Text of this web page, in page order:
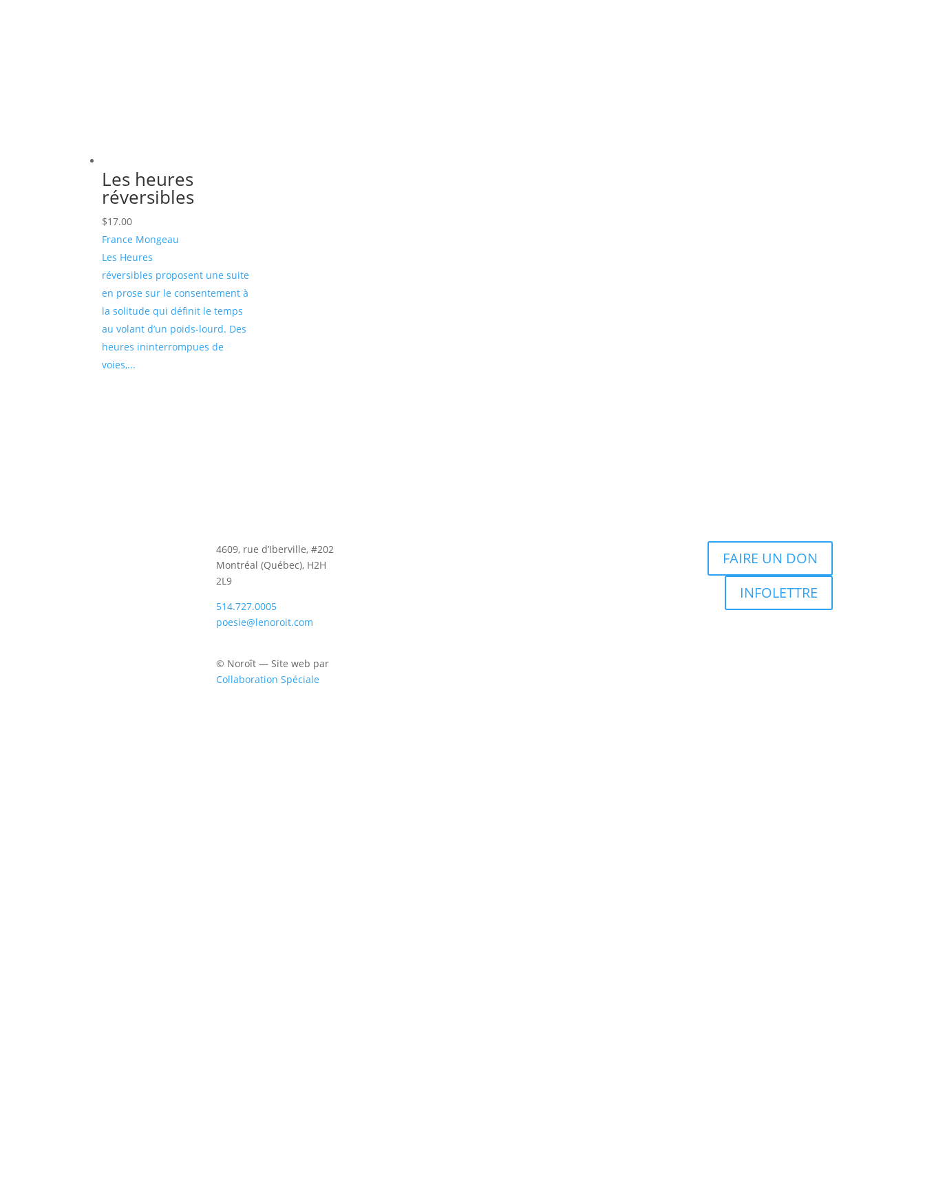
Les heures
réversibles
$17.00
France Mongeau
Les Heures
réversibles proposent une suite
en prose sur le consentement à
la solitude qui définit le temps
au volant d’un poids-lourd. Des
heures ininterrompues de
voies,...
4609, rue d’Iberville, #202
Montréal (Québec), H2H
2L9
514.727.0005
poesie@lenoroit.com
© Noroît — Site web par
Collaboration Spéciale
FAIRE UN DON
INFOLETTRE